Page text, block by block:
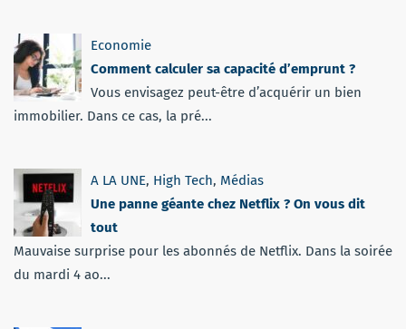
Economie
Comment calculer sa capacité d’emprunt ?
Vous envisagez peut-être d’acquérir un bien
immobilier. Dans ce cas, la pré...
A LA UNE, High Tech, Médias
Une panne géante chez Netflix ? On vous dit
tout
Mauvaise surprise pour les abonnés de Netflix. Dans la soirée
du mardi 4 ao...